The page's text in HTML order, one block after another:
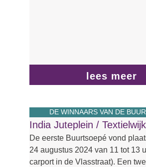
lees meer
DE WINNAARS VAN DE
India Juteplein /
De eerste Buurtsoepé vond
24 augustus 2024 van 11 tot 13
carport in de Vlasstraat). Een